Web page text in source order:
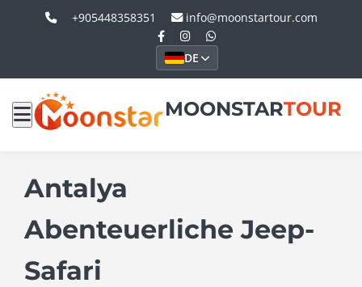
+905448358351 info@moonstartour.com
DE
MOONSTARTOUR
Antalya
Abenteuerliche Jeep-
Safari